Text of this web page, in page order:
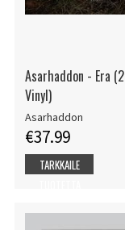
Asarhaddon - Era
Vinyl)
Asarhaddon
€37.99
TARKKAILE